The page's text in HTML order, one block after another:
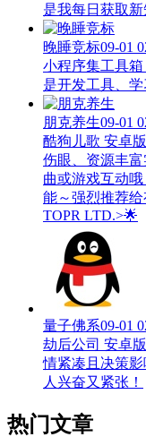
是我每日获取新
晚睡竞标09-01
小程序集工具
是开发工具、
朋克养生09-01
酷狗儿歌 安卓
伤眼、资源丰
曲或游戏互动
能～强烈推荐
TOPR LTD.>🌟
量子佛系09-01
劫后公司 安卓
情紧凑且决策
人兴奋又紧张！
热门文章